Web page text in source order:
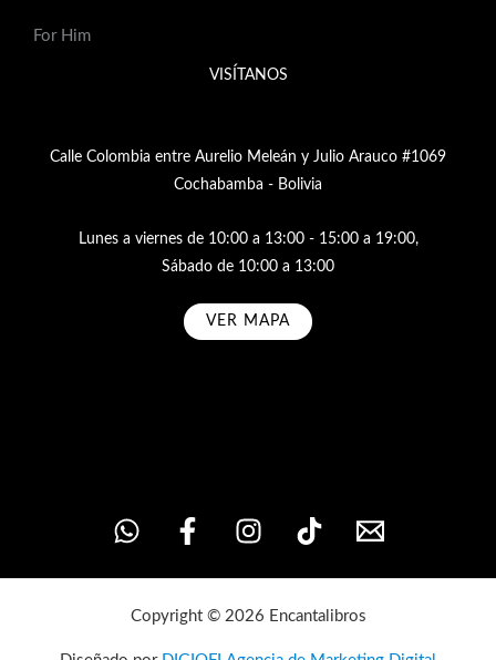
For Him
VISÍTANOS
Calle Colombia entre Aurelio Meleán y Julio Arauco #1069
Cochabamba - Bolivia
Lunes a viernes de 10:00 a 13:00 - 15:00 a 19:00,
Sábado de 10:00 a 13:00
VER MAPA
Copyright © 2026 Encantalibros